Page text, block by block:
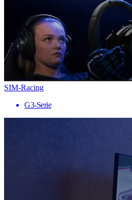
SIM-Racing
G3-Serie